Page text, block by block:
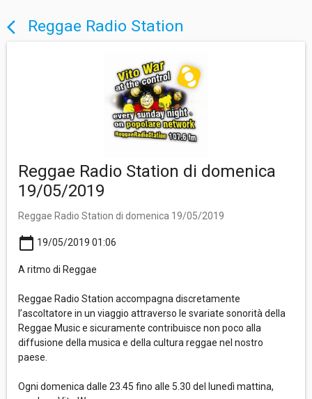
arrow_back_ios Reggae Radio Station
Reggae Radio Station di domenica
19/05/2019
Reggae Radio Station di domenica 19/05/2019
calendar_today 19/05/2019 01:06
A ritmo di Reggae
Reggae Radio Station accompagna discretamente
l’ascoltatore in un viaggio attraverso le svariate sonorità della
Reggae Music e sicuramente contribuisce non poco alla
diffusione della musica e della cultura reggae nel nostro
paese.
Ogni domenica dalle 23.45 fino alle 5.30 del lunedì mattina,